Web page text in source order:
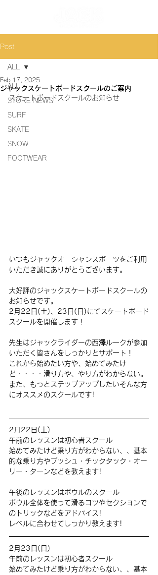
Post
ALL
STORE NEWS
SURF
SKATE
SNOW
FOOTWEAR
ALL
ジャックスケートボードスクールのご案内
Feb 17, 2025
スケートボードスクールのお知らせ
いつもジャックオーシャンスポーツをご利用
いただき誠にありがとうございます。
大好評のジャックスケートボードスクールの
お知らせです。
2月22日(土)、23日(日)にてスケートボード
スクールを開催します！
先生はジャックライダーの西澤ルークが参加
いただく皆さんをしっかりとサポート！
これから始めたい方や、始めてみたけ
ど・・・・滑り方や、やり方がわからない。
また、もっとステップアップしたいそんな方
にオススメのスクールです!
2月22日(土)
午前のレッスンは初心者スクール
始めてみたけど乗り方がわからない、、基本
的な乗り方やプッシュ・チックタック・オー
リー・ターンなどを教えます!
午後のレッスンはボウルのスクール
ボウル全体を使って滑るコツやセクションで
のトリックなどをアドバイス!
レベルに合わせてしっかり教えます!
2月23日(日)
午前のレッスンは初心者スクール
始めてみたけど乗り方がわからない、、基本